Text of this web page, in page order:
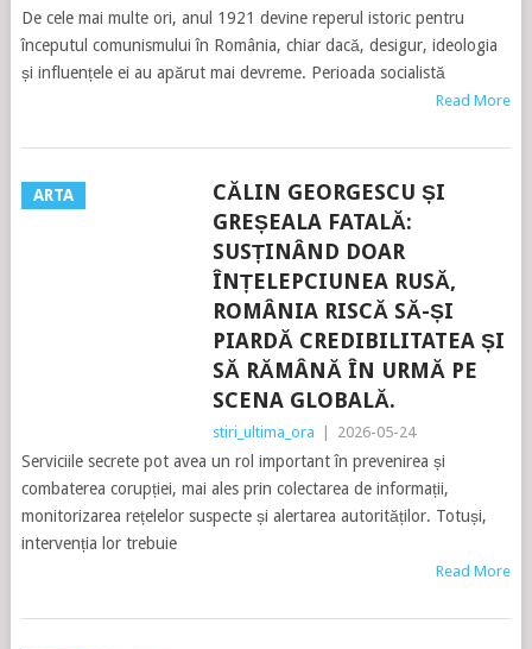
De cele mai multe ori, anul 1921 devine reperul istoric pentru
începutul comunismului în România, chiar dacă, desigur, ideologia
și influențele ei au apărut mai devreme. Perioada socialistă
Read More
ARTA
CĂLIN GEORGESCU ȘI
GREȘEALA FATALĂ:
SUSȚINÂND DOAR
ÎNȚELEPCIUNEA RUSĂ,
ROMÂNIA RISCĂ SĂ-ȘI
PIARDĂ CREDIBILITATEA ȘI
SĂ RĂMÂNĂ ÎN URMĂ PE
SCENA GLOBALĂ.
stiri_ultima_ora 2026-05-24
Serviciile secrete pot avea un rol important în prevenirea și
combaterea corupției, mai ales prin colectarea de informații,
monitorizarea rețelelor suspecte și alertarea autorităților. Totuși,
intervenția lor trebuie
Read More